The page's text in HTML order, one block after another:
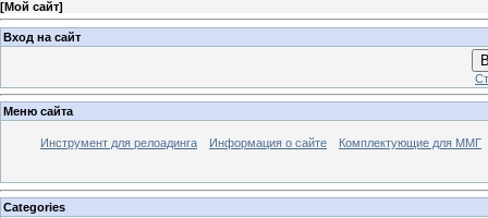
[Мой сайт]
Вход на сайт
Меню сайта
Инструмент для релоадинга Информация о сайте Комплектующие для ММГ
Categories